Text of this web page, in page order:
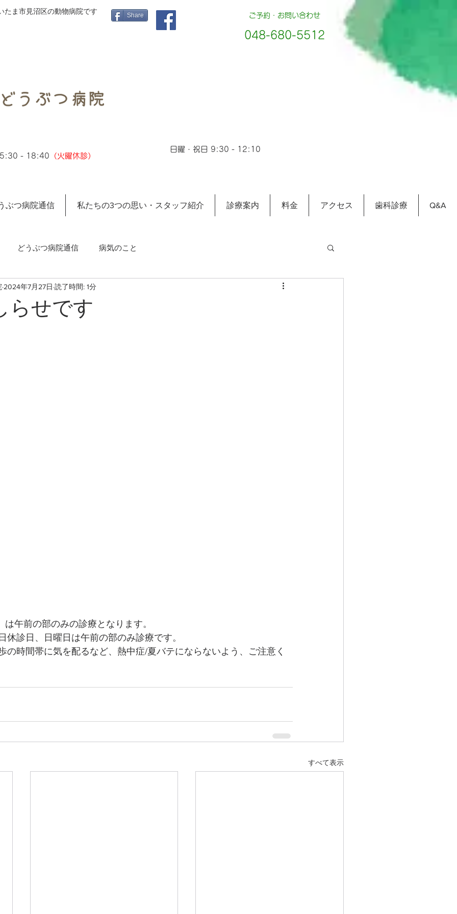
Share
たま市見沼区の動物病院です ご予約・お問い合わせ
048-680-5512
- 18:40 （火曜休診）
日曜・祝日 9:30 - 12:10
ぶつ病院通信 私たちの3つの思い・スタッフ紹介 診療案内 料金 アクセス 歯科診療 Q&A
どうぶつ病院通信 病気のこと
らせです
2024年7月27日 読了時間: 1分
は午前の部のみの診療となります。
休診日、日曜日は午前の部のみ診療です。
の時間帯に気を配るなど、熱中症/夏バテにならないよう、ご注意く
すべて表示